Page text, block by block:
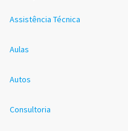
Assistência Técnica
Aulas
Autos
Consultoria